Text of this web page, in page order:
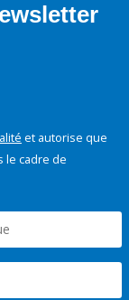
et autorise que
le cadre de